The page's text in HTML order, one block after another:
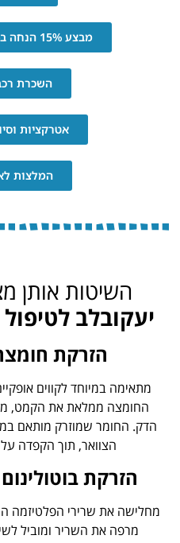
מבצע 15% הנחה ב-Booking.com
השכרת
אטרקציות
המלצות
השיטות אותן
יעקובלב
הזרקת
מתאימה במיוחד לקווים
החומצה ממלאת את הקמט,
הדק. החומר שמוזרק מותאם
הצוואר, תוך הקפדה
הזרקת
מחלישה את שרירי הפלטיזמה
מרפה את השריר ומוביל